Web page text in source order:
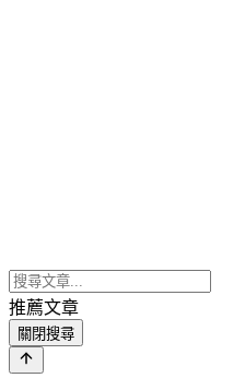
推薦文章
關閉搜尋